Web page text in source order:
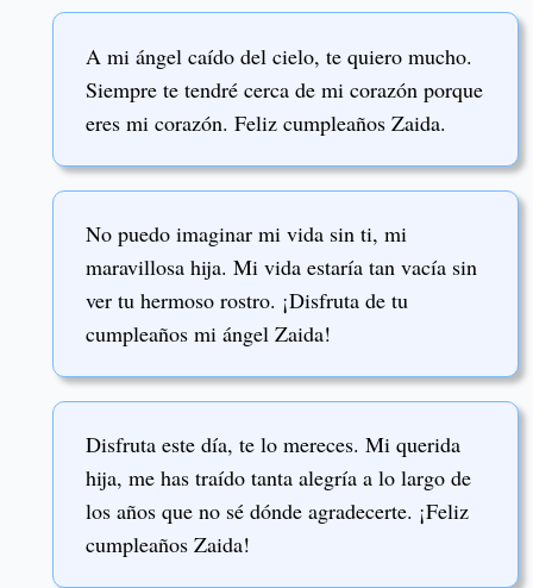
A mi ángel caído del cielo, te quiero mucho.
Siempre te tendré cerca de mi corazón porque
eres mi corazón. Feliz cumpleaños Zaida.
No puedo imaginar mi vida sin ti, mi
maravillosa hija. Mi vida estaría tan vacía sin
ver tu hermoso rostro. ¡Disfruta de tu
cumpleaños mi ángel Zaida!
Disfruta este día, te lo mereces. Mi querida
hija, me has traído tanta alegría a lo largo de
los años que no sé dónde agradecerte. ¡Feliz
cumpleaños Zaida!